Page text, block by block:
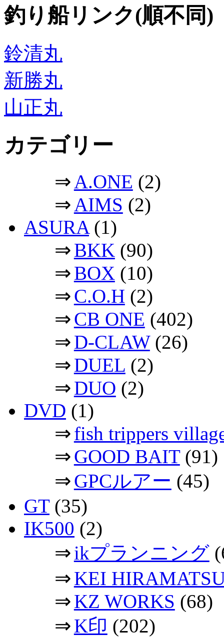
釣り船リンク(順不同)
鈴清丸
新勝丸
山正丸
カテゴリー
⇒A.ONE (2)
⇒AIMS (2)
ASURA(1)
⇒BKK (90)
⇒BOX (10)
⇒C.O.H (2)
⇒CB ONE (402)
⇒D-CLAW(26)
⇒DUEL (2)
⇒DUO (2)
DVD (1)
⇒fish trippers
⇒GOOD BAIT(91)
⇒GPCルアー (45)
GT(35)
IK500 (2)
⇒ikプランニング
⇒KEI
⇒KZ WORKS (68)
⇒K印 (202)